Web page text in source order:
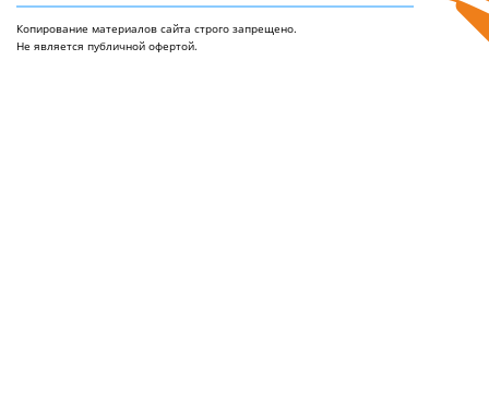
Копирование материалов сайта строго запрещено.
Не является публичной офертой.